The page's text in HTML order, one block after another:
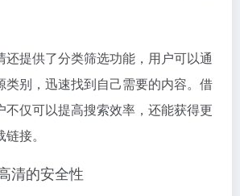
还提供了分类筛选功能，用户可以通
类别，迅速找到自己需要的内容。借
不仅可以提高搜索效率，还能获得更
接。
清的安全性